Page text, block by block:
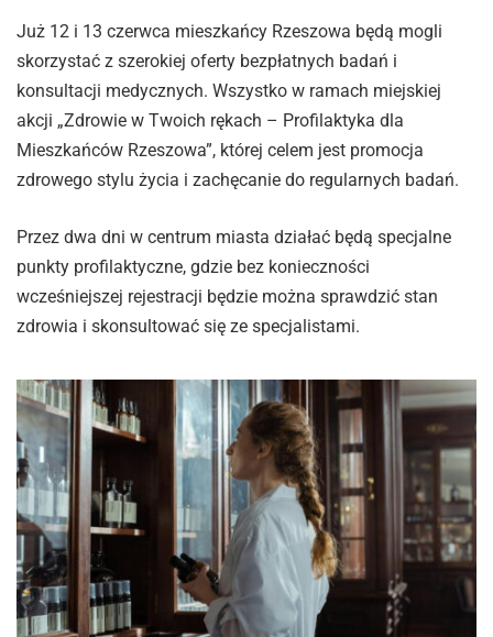
Już 12 i 13 czerwca mieszkańcy Rzeszowa będą mogli
skorzystać z szerokiej oferty bezpłatnych badań i
konsultacji medycznych. Wszystko w ramach miejskiej
akcji „Zdrowie w Twoich rękach – Profilaktyka dla
Mieszkańców Rzeszowa”, której celem jest promocja
zdrowego stylu życia i zachęcanie do regularnych badań.
Przez dwa dni w centrum miasta działać będą specjalne
punkty profilaktyczne, gdzie bez konieczności
wcześniejszej rejestracji będzie można sprawdzić stan
zdrowia i skonsultować się ze specjalistami.